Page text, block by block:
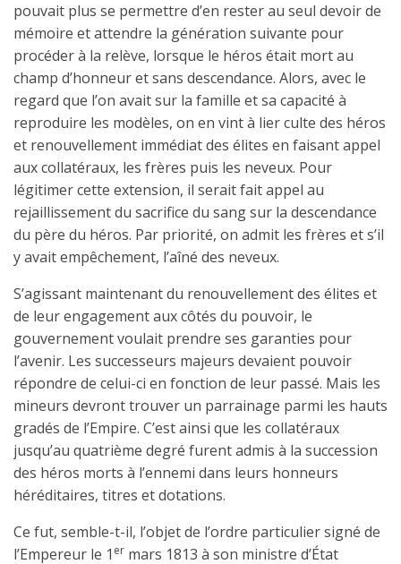
pouvait plus se permettre d’en rester au seul devoir de
mémoire et attendre la génération suivante pour
procéder à la relève, lorsque le héros était mort au
champ d’honneur et sans descendance. Alors, avec le
regard que l’on avait sur la famille et sa capacité à
reproduire les modèles, on en vint à lier culte des héros
et renouvellement immédiat des élites en faisant appel
aux collatéraux, les frères puis les neveux. Pour
légitimer cette extension, il serait fait appel au
rejaillissement du sacrifice du sang sur la descendance
du père du héros. Par priorité, on admit les frères et s’il
y avait empêchement, l’aîné des neveux.
S’agissant maintenant du renouvellement des élites et
de leur engagement aux côtés du pouvoir, le
gouvernement voulait prendre ses garanties pour
l’avenir. Les successeurs majeurs devaient pouvoir
répondre de celui-ci en fonction de leur passé. Mais les
mineurs devront trouver un parrainage parmi les hauts
gradés de l’Empire. C’est ainsi que les collatéraux
jusqu’au quatrième degré furent admis à la succession
des héros morts à l’ennemi dans leurs honneurs
héréditaires, titres et dotations.
Ce fut, semble-t-il, l’objet de l’ordre particulier signé de
l’Empereur le 1 er mars 1813 à son ministre d’État